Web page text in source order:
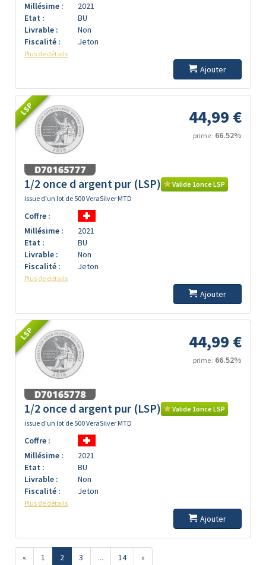
Millésime :
2021
Etat :
BU
Livrable :
Non
Fiscalité :
Jeton
Plus de détails
Ajouter
LSP 44,99 €
prime : 66.52%
1/2 once d argent pur (LSP)
Valide 1once LSP
issue d'un lot de 500 VeraSilver MTD
Coffre :
Millésime :
2021
Etat :
BU
Livrable :
Non
Fiscalité :
Jeton
Plus de détails
Ajouter
LSP 44,99 €
prime : 66.52%
1/2 once d argent pur (LSP)
Valide 1once LSP
issue d'un lot de 500 VeraSilver MTD
Coffre :
Millésime :
2021
Etat :
BU
Livrable :
Non
Fiscalité :
Jeton
Plus de détails
Ajouter
« 1 2 3 ... 14 »